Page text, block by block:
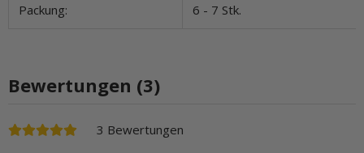
Produkteigenschaft
Wert
Packung: 6 - 7 Stk.
Bewertungen (3)
3 Bewertungen